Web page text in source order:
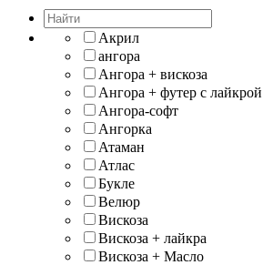
Акрил
ангора
Ангора + вискоза
Ангора + футер с
Ангора-софт
Ангорка
Атаман
Атлас
Букле
Велюр
Вискоза
Вискоза + лайкра
Вискоза + Масло